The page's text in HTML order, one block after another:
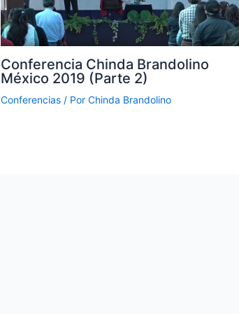
Conferencia Chinda Brandolino
México 2019 (Parte 2)
Conferencias/ Por Chinda Brandolino